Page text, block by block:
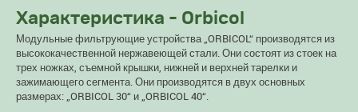
Характеристика - Orbicol
Модульные фильтрующие устройства „ORBICOL“ производятся из
высококачественной нержавеющей стали. Они состоят из стоек на
трех ножках, съемной крышки, нижней и верхней тарелки и
зажимающего сегмента. Они производятся в двух основных
размерах: „ORBICOL 30“ и „ORBICOL 40“.